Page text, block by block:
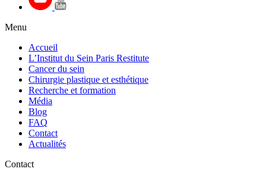
Menu
Accueil
L’Institut du Sein Paris Restitute
Cancer du sein
Chirurgie plastique et esthétique
Recherche et formation
Média
Blog
FAQ
Contact
Actualités
Contact